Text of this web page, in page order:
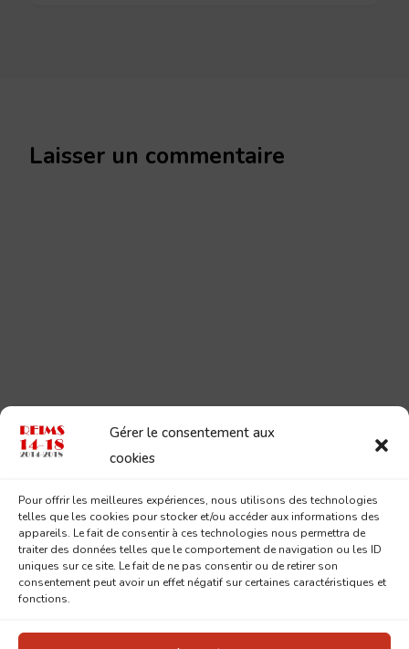
Gérer le consentement aux
cookies
Pour offrir les meilleures expériences, nous utilisons des technologies
telles que les cookies pour stocker et/ou accéder aux informations des
appareils. Le fait de consentir à ces technologies nous permettra de
traiter des données telles que le comportement de navigation ou les ID
uniques sur ce site. Le fait de ne pas consentir ou de retirer son
consentement peut avoir un effet négatif sur certaines caractéristiques et
fonctions.
Laisser un commentaire